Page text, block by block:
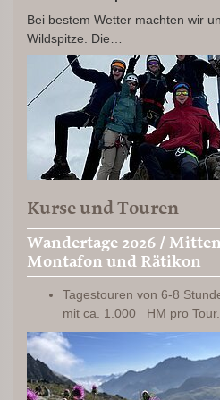
Bei bestem Wetter machten wir
Wildspitze. Die…
Kurse und Touren
Wandertage 2026 /
Montafon und Rätikon
Tagestouren von 6-8
mit ca. 1.000 HM pro